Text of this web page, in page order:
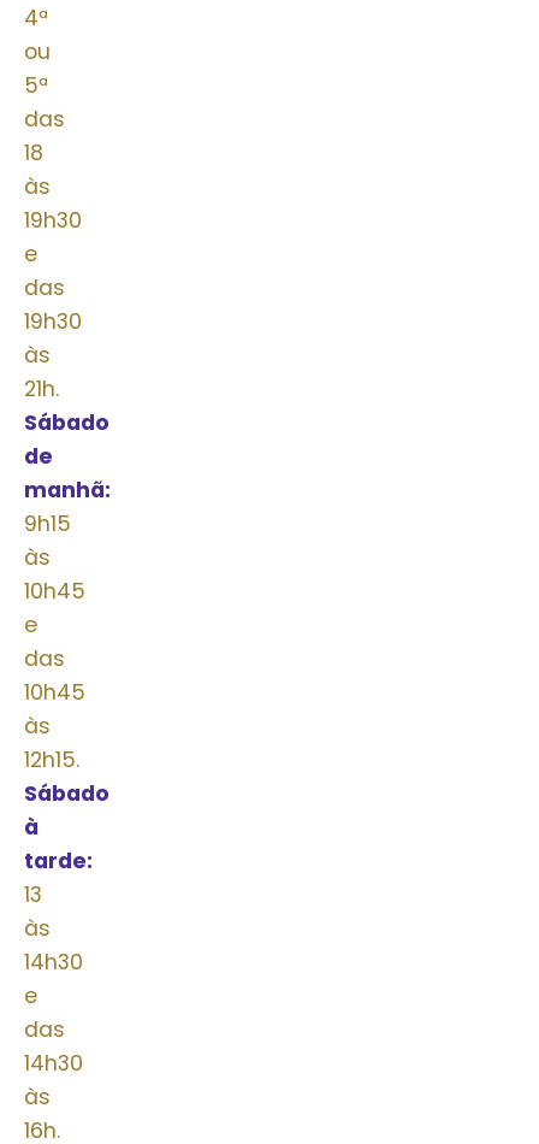
4ª
ou
5ª
das
18
às
19h30
e
das
19h30
às
21h.
Sábado
de
manhã:
9h15
às
10h45
e
das
10h45
às
12h15.
Sábado
à
tarde:
13
às
14h30
e
das
14h30
às
16h.